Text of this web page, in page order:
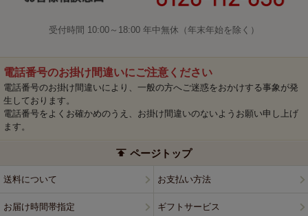
受付時間 10:00～18:00 年中無休（年末年始を除く）
電話番号のお掛け間違いにご注意ください
電話番号のお掛け間違いにより、一般の方へご迷惑をおかけする事象が発
生しております。
電話番号をよくお確かめのうえ、お掛け間違いのないようお願い申し上げ
ます。
ページトップ
送料について お支払い方法
お届け時間帯指定 ギフトサービス